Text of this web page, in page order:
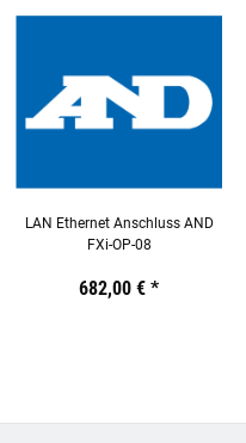
LAN Ethernet Anschluss AND
FXi-OP-08
19,44 €inkl. 19% USt.
682,00 € *